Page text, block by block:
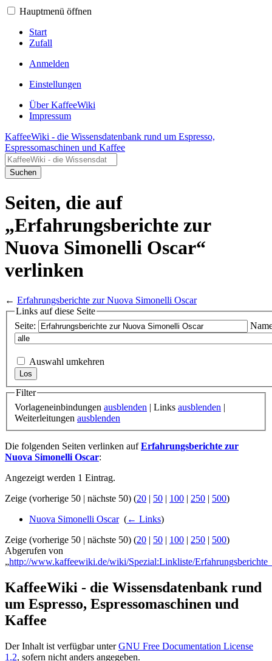
Hauptmenü öffnen
Start
Zufall
Anmelden
Einstellungen
Über KaffeeWiki
Impressum
KaffeeWiki - die Wissensdatenbank rund um Espresso,
Espressomaschinen und Kaffee
Suchen
Seiten, die auf
„Erfahrungsberichte zur
Nuova Simonelli Oscar“
verlinken
← Erfahrungsberichte zur Nuova Simonelli Oscar
Links auf diese Seite
Seite:
Auswahl umkehren
Filter
Vorlageneinbindungen ausblenden | Links ausblenden |
Weiterleitungen ausblenden
Die folgenden Seiten verlinken aufErfahrungsberichte zur
Nuova Simonelli Oscar:
Angezeigt werden 1 Eintrag.
Zeige (vorherige 50 | nächste 50) (20 | 50 | 100 | 250 | 500)
Nuova Simonelli Oscar‎ (← Links)
Zeige (vorherige 50 | nächste 50) (20 | 50 | 100 | 250 | 500)
Abgerufen von
„http://www.kaffeewiki.de/wiki/Spezial:Linkliste/
KaffeeWiki - die Wissensdatenbank rund
um Espresso, Espressomaschinen und
Kaffee
Der Inhalt ist verfügbar unterGNU Free Documentation License
1.2, sofern nicht anders angegeben.